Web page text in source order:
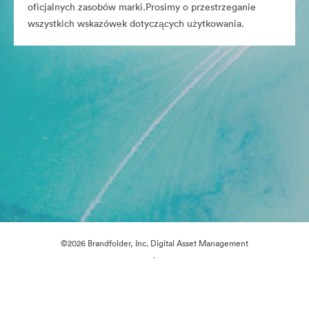
oficjalnych zasobów marki.Prosimy o przestrzeganie
wszystkich wskazówek dotyczących użytkowania.
©2026 Brandfolder, Inc. Digital Asset Management
·